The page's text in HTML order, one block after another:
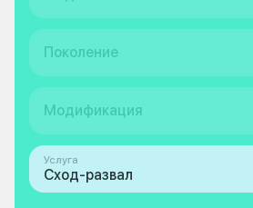
Поколение
Модификация
Услуга
Сход-развал